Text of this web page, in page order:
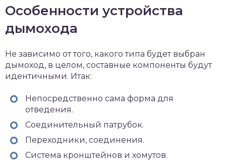
Особенности устройства
дымохода
Не зависимо от того, какого типа будет выбран
дымоход, в целом, составные компоненты будут
идентичными. Итак:
Непосредственно сама форма для
отведения.
Соединительный патрубок.
Переходники, соединения.
Система кронштейнов и хомутов.